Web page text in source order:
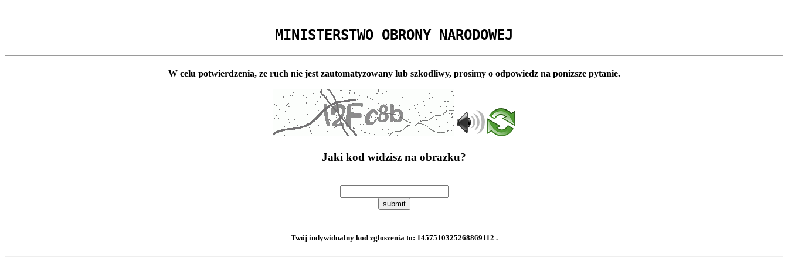
MINISTERSTWO OBRONY NARODOWEJ
W celu potwierdzenia, ze ruch nie jest zautomatyzowany lub szkodliwy, prosimy o odpowiedz na ponizsze pytanie.
Jaki kod widzisz na obrazku?
submit
Twój indywidualny kod zgloszenia to: 1457510325268869112 .